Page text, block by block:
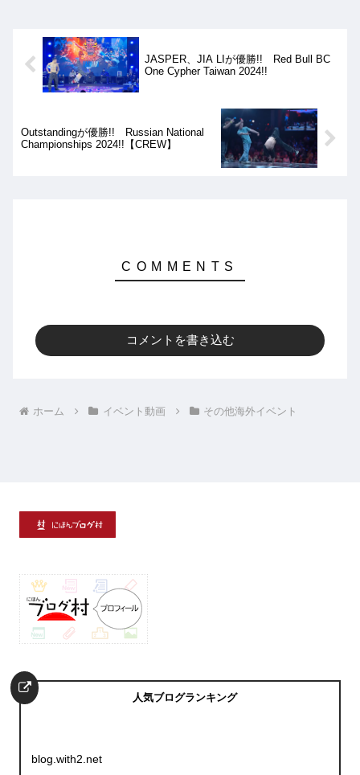
JASPER、JIA LIが優勝!! Red Bull BC
One Cypher Taiwan 2024!!
Outstandingが優勝!! Russian National
Championships 2024!!【CREW】
コメントを書き込む
ホーム イベント動画 その他海外イベント
人気ブログランキング
blog.with2.net